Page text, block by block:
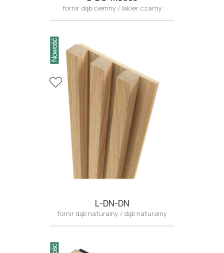
fornir dąb ciemny / lakier czarny
L-DN-DN
fornir dąb naturalny / dąb naturalny